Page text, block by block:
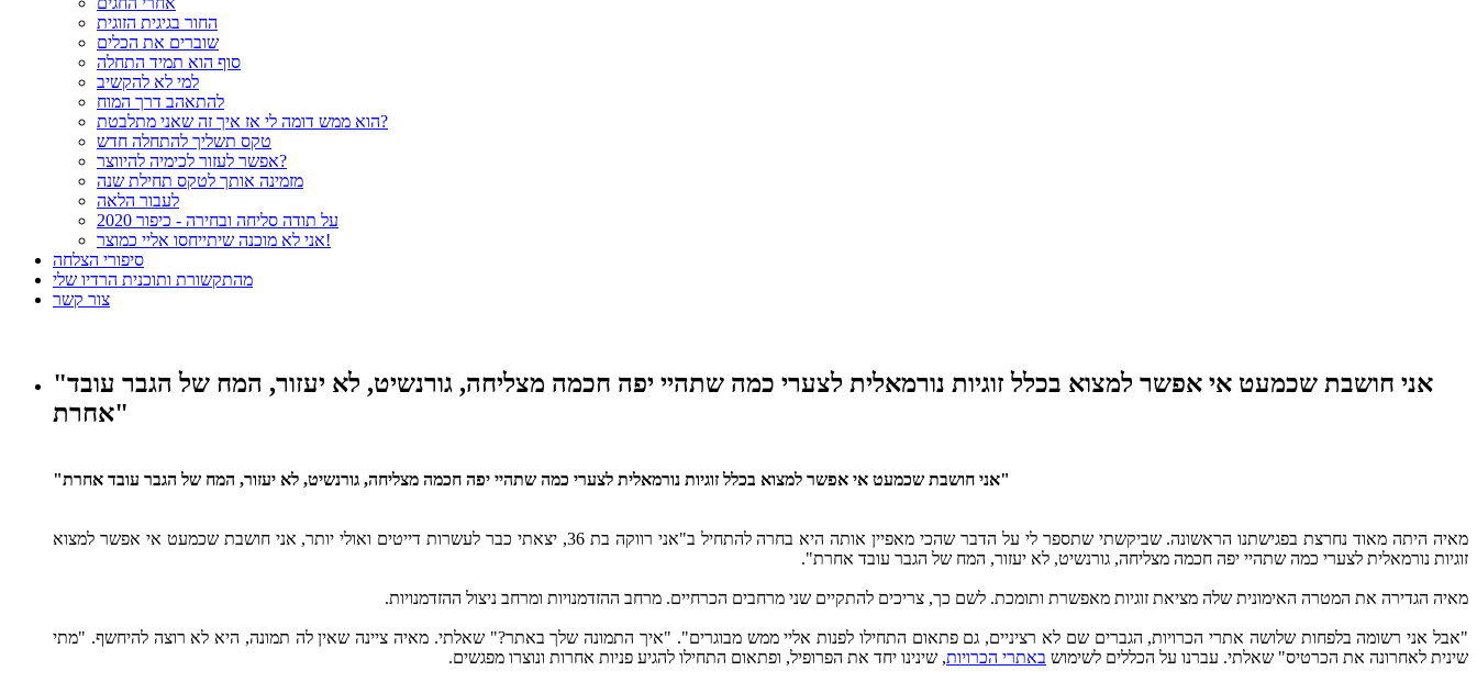
החור בגיגית הזוגית
שוברים את הכלים
סוף הוא תמיד התחלה
למי לא להקשיב
להתאהב דרך המוח
הוא ממש דומה לי אז איך זה שאני מתלבטת?
טקס תשליך להתחלה חדש
אפשר לעזור לכימיה להיווצר?
מזמינה אותך לטקס תחילת שנה
לעבור הלאה
על תודה סליחה ובחירה - כיפור 2020
אני לא מוכנה שיתייחסו אליי כמוצר!
סיפורי הצלחה
מהתקשורת ותוכנית הרדיו שלי
צור קשר
"אני חושבת שכמעט אי אפשר למצוא בכלל זוגיות נורמאלית לצערי כמה שתהיי יפה חכמה מצליחה, גורנשיט, לא יעזור, המח של הגבר עובד
אחרת"
"אני חושבת שכמעט אי אפשר למצוא בכלל זוגיות נורמאלית לצערי כמה שתהיי יפה חכמה מצליחה, גורנשיט, לא יעזור, המח של הגבר עובד אחרת"
מאיה היתה מאוד נחרצת בפגישתנו הראשונה. שביקשתי שתספר לי על הדבר שהכי מאפיין אותה היא בחרה להתחיל ב"אני רווקה בת 36, יצאתי כבר לעשרות דייטים ואולי יותר, אני חושבת שכמעט אי אפשר למצוא
זוגיות נורמאלית לצערי כמה שתהיי יפה חכמה מצליחה, גורנשיט, לא יעזור, המח של הגבר עובד אחרת".
מאיה הגדירה את המטרה האימונית שלה מציאת זוגיות מאפשרת ותומכת. לשם כך, צריכים להתקיים שני מרחבים הכרחיים. מרחב ההזדמנויות ומרחב ניצול ההזדמנויות.
"אבל אני רשומה בלפחות שלושה אתרי הכרויות, הגברים שם לא רציניים, גם פתאום התחילו לפנות אליי ממש מבוגרים". "איך התמונה שלך באתר?" שאלתי. מאיה ציינה שאין לה תמונה, היא לא רוצה להיחשף. "מתי
שינית לאחרונה את הכרטיס" שאלתי. עברנו על הכללים לשימוש באתרי הכרויות, שינינו יחד את הפרופיל, ופתאום התחילו להגיע פניות אחרות ונוצרו מפגשים.